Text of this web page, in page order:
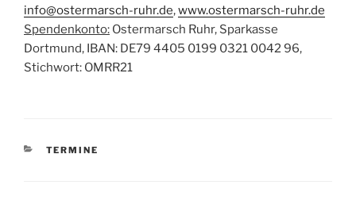
info@ostermarsch-ruhr.de,www.ostermarsch-ruhr.de
Spendenkonto: Ostermarsch Ruhr, Sparkasse
Dortmund, IBAN: DE79 4405 0199 0321 0042 96,
Stichwort: OMRR21
KATEGORIEN
TERMINE